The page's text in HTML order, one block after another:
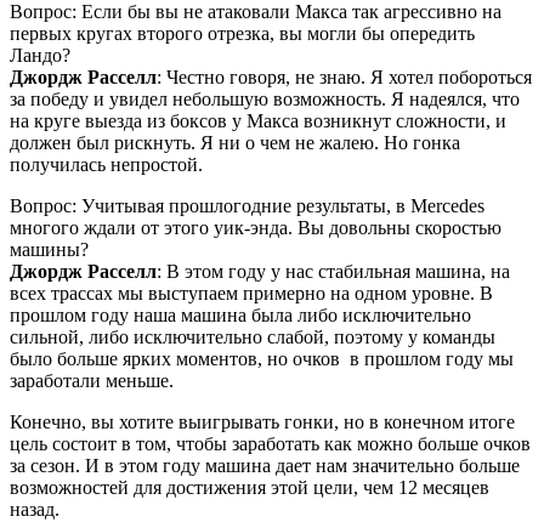
Вопрос: Если бы вы не атаковали Макса так агрессивно на
первых кругах второго отрезка, вы могли бы опередить
Ландо?
Джордж Расселл: Честно говоря, не знаю. Я хотел побороться
за победу и увидел небольшую возможность. Я надеялся, что
на круге выезда из боксов у Макса возникнут сложности, и
должен был рискнуть. Я ни о чем не жалею. Но гонка
получилась непростой.
Вопрос: Учитывая прошлогодние результаты, в Mercedes
многого ждали от этого уик-энда. Вы довольны скоростью
машины?
Джордж Расселл: В этом году у нас стабильная машина, на
всех трассах мы выступаем примерно на одном уровне. В
прошлом году наша машина была либо исключительно
сильной, либо исключительно слабой, поэтому у команды
было больше ярких моментов, но очков в прошлом году мы
заработали меньше.
Конечно, вы хотите выигрывать гонки, но в конечном итоге
цель состоит в том, чтобы заработать как можно больше очков
за сезон. И в этом году машина дает нам значительно больше
возможностей для достижения этой цели, чем 12 месяцев
назад.